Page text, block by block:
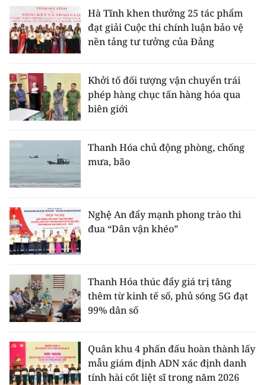
Hà Tĩnh khen thưởng 25 tác phẩm
đạt giải Cuộc thi chính luận bảo vệ
nền tảng tư tưởng của Đảng
Khởi tố đối tượng vận chuyển trái
phép hàng chục tấn hàng hóa qua
biên giới
Thanh Hóa chủ động phòng, chống
mưa, bão
Nghệ An đẩy mạnh phong trào thi
đua “Dân vận khéo”
Thanh Hóa thúc đẩy giá trị tăng
thêm từ kinh tế số, phủ sóng 5G đạt
99% dân số
Quân khu 4 phấn đấu hoàn thành lấy
mẫu giám định ADN xác định danh
tính hài cốt liệt sĩ trong năm 2026